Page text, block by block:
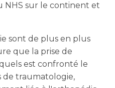
NHS sur le continent et
sont de plus en plus
que la prise de
est confronté le
de traumatologie,